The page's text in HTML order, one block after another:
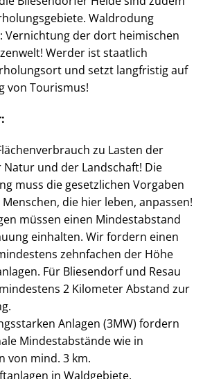
Waldrodung
Vernichtung der dort heimischen
Werder ist staatlich
und setzt langfristig auf
von Tourismus!
zu Lasten der
Natur und der Landschaft! Die
muss die gesetzlichen Vorgaben
die hier leben, anpassen!
müssen einen Mindestabstand
einhalten. Wir fordern einen
zehnfachen der Höhe
Für Bliesendorf und Resau
2 Kilometer Abstand zur
Anlagen (3MW) fordern
Mindestabstände wie in
von mind. 3 km.
in Waldgebiete.